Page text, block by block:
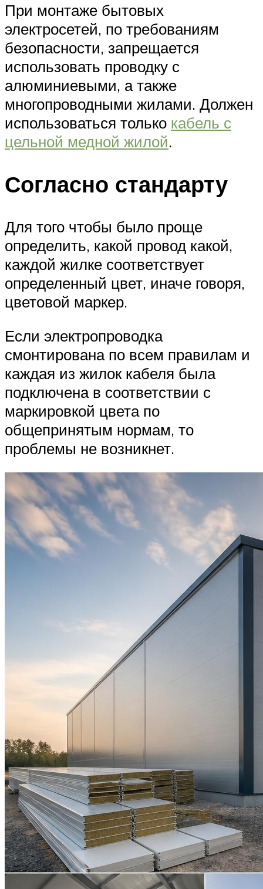
При монтаже бытовых
электросетей, по требованиям
безопасности, запрещается
использовать проводку с
алюминиевыми, а также
многопроводными жилами. Должен
использоваться только кабель с
цельной медной жилой.
Согласно стандарту
Для того чтобы было проще
определить, какой провод какой,
каждой жилке соответствует
определенный цвет, иначе говоря,
цветовой маркер.
Если электропроводка
смонтирована по всем правилам и
каждая из жилок кабеля была
подключена в соответствии с
маркировкой цвета по
общепринятым нормам, то
проблемы не возникнет.